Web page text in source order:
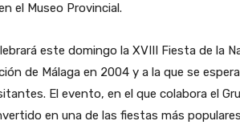
el Museo Provincial.
este domingo la XVIII Fiesta de la
de Málaga en 2004 y a la que se
El evento, en el que colabora el
en una de las fiestas más